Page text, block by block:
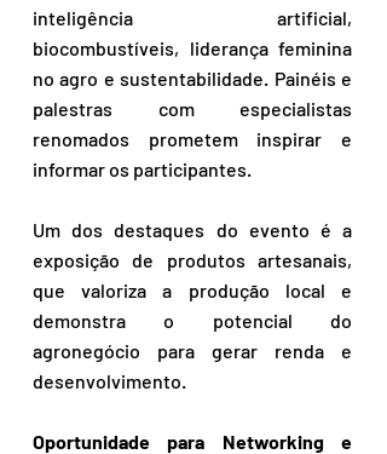
inteligência artificial,
biocombustíveis, liderança feminina
no agro e sustentabilidade. Painéis e
palestras com especialistas
renomados prometem inspirar e
informar os participantes.
Um dos destaques do evento é a
exposição de produtos artesanais,
que valoriza a produção local e
demonstra o potencial do
agronegócio para gerar renda e
desenvolvimento.
Oportunidade para Networking e